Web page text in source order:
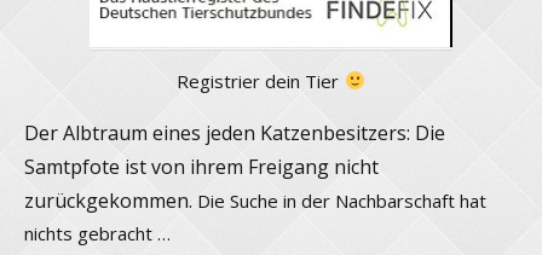
Registrier dein Tier
Der Albtraum eines jeden Katzenbesitzers: Die
Samtpfote ist von ihrem Freigang nicht
zurückgekommen. Die Suche in der Nachbarschaft hat
nichts gebracht …